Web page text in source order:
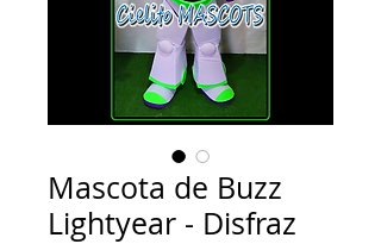
Mascota de Buzz
Lightyear - Disfraz